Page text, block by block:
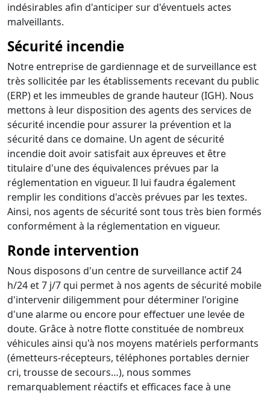
indésirables afin d'anticiper sur d'éventuels actes
malveillants.
Sécurité incendie
Notre entreprise de gardiennage et de surveillance est
très sollicitée par les établissements recevant du public
(ERP) et les immeubles de grande hauteur (IGH). Nous
mettons à leur disposition des agents des services de
sécurité incendie pour assurer la prévention et la
sécurité dans ce domaine. Un agent de sécurité
incendie doit avoir satisfait aux épreuves et être
titulaire d'une des équivalences prévues par la
réglementation en vigueur. Il lui faudra également
remplir les conditions d'accès prévues par les textes.
Ainsi, nos agents de sécurité sont tous très bien formés
conformément à la réglementation en vigueur.
Ronde intervention
Nous disposons d'un centre de surveillance actif 24
h/24 et 7 j/7 qui permet à nos agents de sécurité mobile
d'intervenir diligemment pour déterminer l'origine
d'une alarme ou encore pour effectuer une levée de
doute. Grâce à notre flotte constituée de nombreux
véhicules ainsi qu'à nos moyens matériels performants
(émetteurs-récepteurs, téléphones portables dernier
cri, trousse de secours…), nous sommes
remarquablement réactifs et efficaces face à une